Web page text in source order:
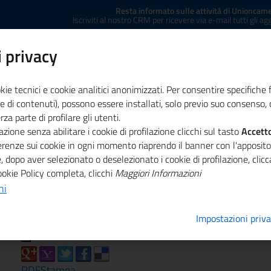
Resta informato sulle attività di
Iscriviti al nostro CRM per ricevere via e-mail tutti gli
trasparente Concessione sale
PER IMPRESE SULL? INNOVAZIONE DIGITALE PER
2020
tecnici e cookie analitici anonimizzati. Per consentire
di contenuti), possono essere installati, solo previo suo
parte di profilare gli utenti.
senza abilitare i cookie di profilazione clicchi sul tasto
sui cookie in ogni momento riaprendo il banner con
dopo aver selezionato o deselezionato i cookie di profilazione,
Policy completa, clicchi Maggiori Informazioni
Impostazioni